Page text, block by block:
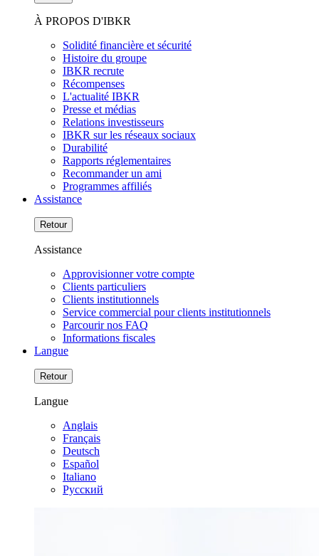
À PROPOS D'IBKR
Solidité financière et sécurité
Histoire du groupe
IBKR recrute
Récompenses
L'actualité IBKR
Presse et médias
Relations investisseurs
IBKR sur les réseaux sociaux
Durabilité
Rapports réglementaires
Recommander un ami
Programmes affiliés
Assistance
Retour
Assistance
Approvisionner votre compte
Clients particuliers
Clients institutionnels
Service commercial pour clients institutionnels
Parcourir nos FAQ
Informations fiscales
Langue
Retour
Langue
Anglais
Français
Deutsch
Español
Italiano
Pусский